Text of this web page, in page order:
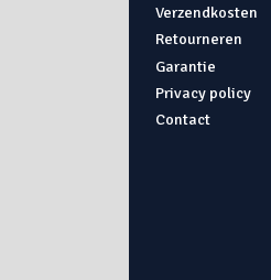
Verzendkosten
Retourneren
Garantie
Privacy policy
Contact